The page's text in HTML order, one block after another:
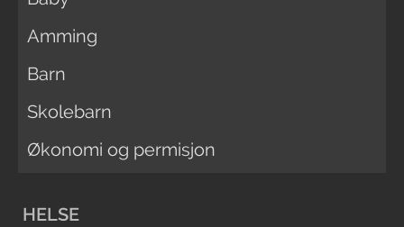
Amming
Barn
Skolebarn
Økonomi og permisjon
HELSE